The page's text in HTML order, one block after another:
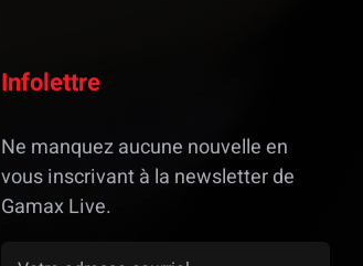
Infolettre
Ne manquez aucune nouvelle en
vous inscrivant à la newsletter de
Gamax Live.